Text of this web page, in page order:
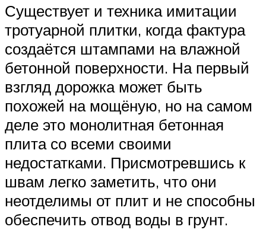
Существует и техника имитации
тротуарной плитки, когда фактура
создаётся штампами на влажной
бетонной поверхности. На первый
взгляд дорожка может быть
похожей на мощёную, но на самом
деле это монолитная бетонная
плита со всеми своими
недостатками. Присмотревшись к
швам легко заметить, что они
неотделимы от плит и не способны
обеспечить отвод воды в грунт.